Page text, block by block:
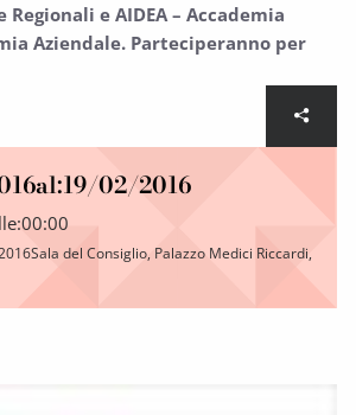
e AIDEA – Accademia
Aziendale. Parteciperanno per
al:19/02/2016
00:00
del Consiglio, Palazzo Medici Riccardi,